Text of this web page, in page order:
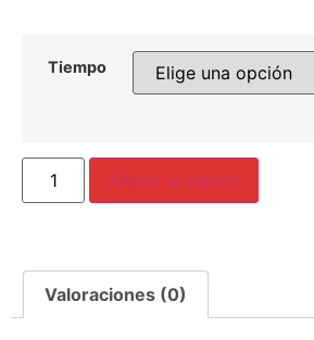
Tiempo
Añadir al carrito
Valoraciones (0)